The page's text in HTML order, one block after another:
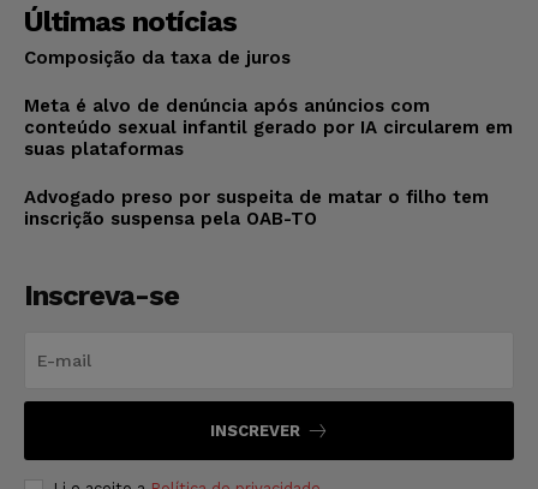
Últimas notícias
Composição da taxa de juros
Meta é alvo de denúncia após anúncios com
conteúdo sexual infantil gerado por IA circularem em
suas plataformas
Advogado preso por suspeita de matar o filho tem
inscrição suspensa pela OAB-TO
Inscreva-se
INSCREVER